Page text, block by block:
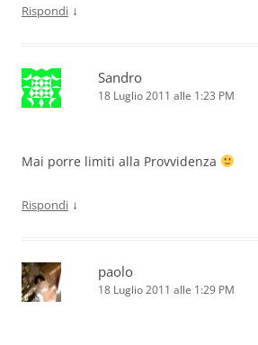
Rispondi ↓
Sandro
18 Luglio 2011 alle 1:23 PM
Mai porre limiti alla Provvidenza
Rispondi ↓
paolo
18 Luglio 2011 alle 1:29 PM